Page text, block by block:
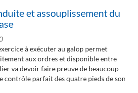
et assouplissement du
à exécuter au galop permet
aux ordres et disponible entre
va devoir faire preuve de beaucoup
contrôle parfait des quatre pieds de son